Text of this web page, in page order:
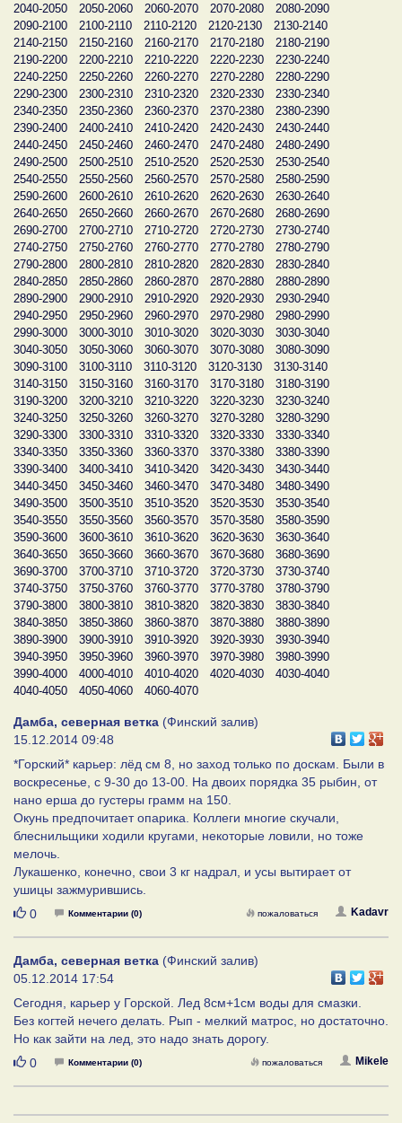
2040-2050
2050-2060 2060-2070 2070-2080
2080-2090
2090-2100
2100-2110 2110-2120 2120-2130
2130-2140
2140-2150
2150-2160 2160-2170 2170-2180
2180-2190
2190-2200
2200-2210 2210-2220 2220-2230
2230-2240
2240-2250
2250-2260 2260-2270 2270-2280
2280-2290
2290-2300
2300-2310 2310-2320 2320-2330
2330-2340
2340-2350
2350-2360 2360-2370 2370-2380
2380-2390
2390-2400
2400-2410 2410-2420 2420-2430
2430-2440
2440-2450
2450-2460 2460-2470 2470-2480
2480-2490
2490-2500
2500-2510 2510-2520 2520-2530
2530-2540
2540-2550
2550-2560 2560-2570 2570-2580
2580-2590
2590-2600
2600-2610 2610-2620 2620-2630
2630-2640
2640-2650
2650-2660 2660-2670 2670-2680
2680-2690
2690-2700
2700-2710 2710-2720 2720-2730
2730-2740
2740-2750
2750-2760 2760-2770 2770-2780
2780-2790
2790-2800
2800-2810 2810-2820 2820-2830
2830-2840
2840-2850
2850-2860 2860-2870 2870-2880
2880-2890
2890-2900
2900-2910 2910-2920 2920-2930
2930-2940
2940-2950
2950-2960 2960-2970 2970-2980
2980-2990
2990-3000
3000-3010 3010-3020 3020-3030
3030-3040
3040-3050
3050-3060 3060-3070 3070-3080
3080-3090
3090-3100
3100-3110 3110-3120 3120-3130
3130-3140
3140-3150
3150-3160 3160-3170 3170-3180
3180-3190
3190-3200
3200-3210 3210-3220 3220-3230
3230-3240
3240-3250
3250-3260 3260-3270 3270-3280
3280-3290
3290-3300
3300-3310 3310-3320 3320-3330
3330-3340
3340-3350
3350-3360 3360-3370 3370-3380
3380-3390
3390-3400
3400-3410 3410-3420 3420-3430
3430-3440
3440-3450
3450-3460 3460-3470 3470-3480
3480-3490
3490-3500
3500-3510 3510-3520 3520-3530
3530-3540
3540-3550
3550-3560 3560-3570 3570-3580
3580-3590
3590-3600
3600-3610 3610-3620 3620-3630
3630-3640
3640-3650
3650-3660 3660-3670 3670-3680
3680-3690
3690-3700
3700-3710 3710-3720 3720-3730
3730-3740
3740-3750
3750-3760 3760-3770 3770-3780
3780-3790
3790-3800
3800-3810 3810-3820 3820-3830
3830-3840
3840-3850
3850-3860 3860-3870 3870-3880
3880-3890
3890-3900
3900-3910 3910-3920 3920-3930
3930-3940
3940-3950
3950-3960 3960-3970 3970-3980
3980-3990
3990-4000
4000-4010 4010-4020 4020-4030
4030-4040
4040-4050
4050-4060 4060-4070
Дамба, северная ветка (Финский залив)
15.12.2014 09:48
*Горский* карьер: лёд см 8, но заход только по доскам. Были в
воскресенье, с 9-30 до 13-00. На двоих порядка 35 рыбин, от
нано ерша до густеры грамм на 150.
Окунь предпочитает опарика. Коллеги многие скучали,
блеснильщики ходили кругами, некоторые ловили, но тоже
мелочь.
Лукашенко, конечно, свои 3 кг надрал, и усы вытирает от
ушицы зажмурившись.
Нравится
0 Комментарии (0) Kadavr
пожаловаться
Дамба, северная ветка (Финский залив)
05.12.2014 17:54
Сегодня, карьер у Горской. Лед 8см+1см воды для смазки.
Без когтей нечего делать. Рып - мелкий матрос, но достаточно.
Но как зайти на лед, это надо знать дорогу.
Нравится
0 Комментарии (0) Mikele
пожаловаться